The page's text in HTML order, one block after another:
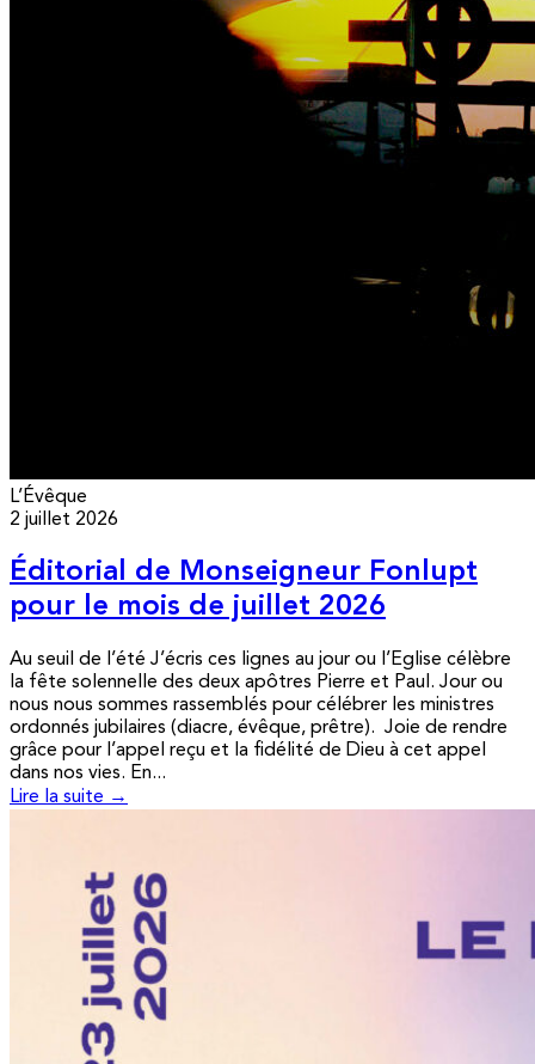
L’Évêque
2 juillet 2026
Éditorial de Monseigneur Fonlupt
pour le mois de juillet 2026
Au seuil de l’été J’écris ces lignes au jour ou l’Eglise célèbre
la fête solennelle des deux apôtres Pierre et Paul. Jour ou
nous nous sommes rassemblés pour célébrer les ministres
ordonnés jubilaires (diacre, évêque, prêtre). Joie de rendre
grâce pour l’appel reçu et la fidélité de Dieu à cet appel
dans nos vies. En...
Lire la suite →